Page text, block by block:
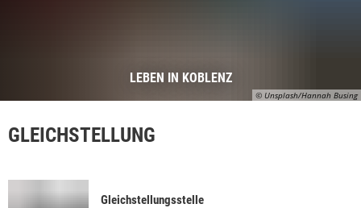
© Unsplash/Hannah Busing
LEBEN IN KOBLENZ
GLEICHSTELLUNG
Gleichstellungsstelle